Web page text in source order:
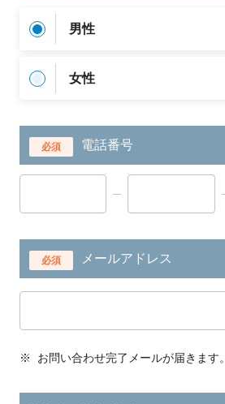
男性
女性
必須 電話番号
必須 メールアドレス
※ お問い合わせ完了メールが届きます。